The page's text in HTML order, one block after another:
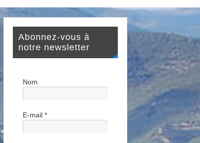
Abonnez-vous à
notre newsletter
Nom
E-mail*